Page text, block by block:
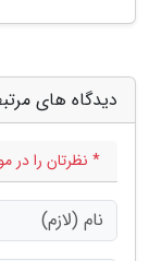
دیدگاه های
* نظرتان را در